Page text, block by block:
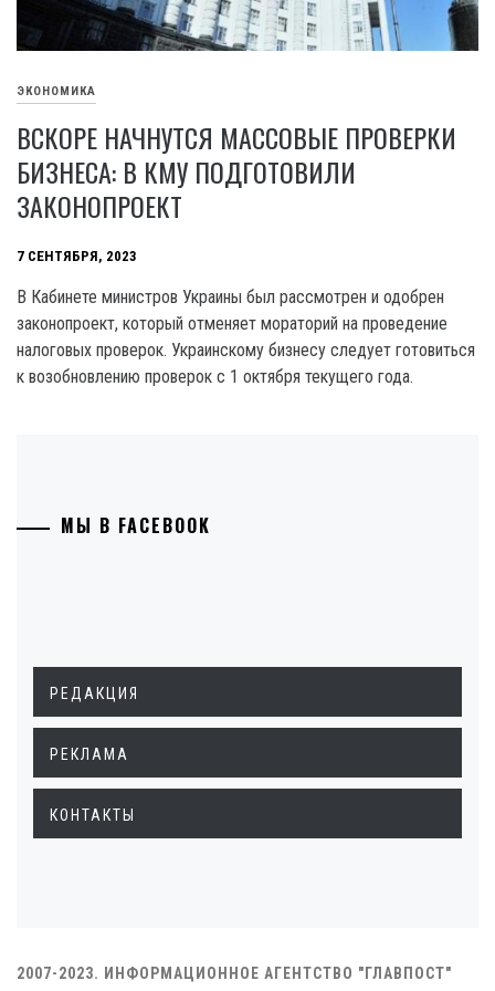
ЭКОНОМИКА
ВСКОРЕ НАЧНУТСЯ МАССОВЫЕ ПРОВЕРКИ
БИЗНЕСА: В КМУ ПОДГОТОВИЛИ
ЗАКОНОПРОЕКТ
7 СЕНТЯБРЯ, 2023
В Кабинете министров Украины был рассмотрен и одобрен
законопроект, который отменяет мораторий на проведение
налоговых проверок. Украинскому бизнесу следует готовиться
к возобновлению проверок с 1 октября текущего года.
МЫ В FACEBOOK
РЕДАКЦИЯ
РЕКЛАМА
КОНТАКТЫ
2007-2023. ИНФОРМАЦИОННОЕ АГЕНТСТВО "ГЛАВПОСТ"